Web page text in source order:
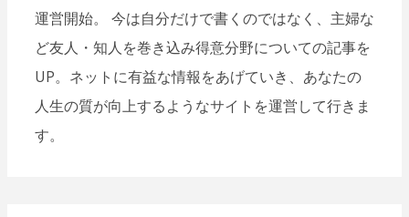
運営開始。 今は自分だけで書くのではなく、主婦な
ど友人・知人を巻き込み得意分野についての記事を
UP。ネットに有益な情報をあげていき、あなたの
人生の質が向上するようなサイトを運営して行きま
す。